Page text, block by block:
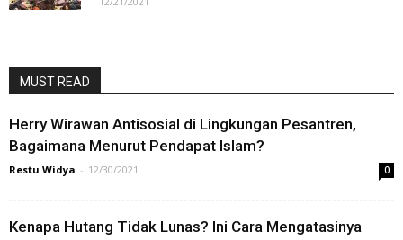
MUST READ
Herry Wirawan Antisosial di Lingkungan Pesantren,
Bagaimana Menurut Pendapat Islam?
Restu Widya - 12/30/2021 0
Kenapa Hutang Tidak Lunas? Ini Cara Mengatasinya